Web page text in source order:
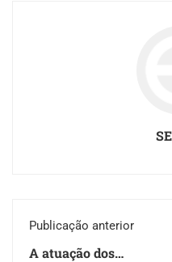
Publicação anterior
A atuação dos